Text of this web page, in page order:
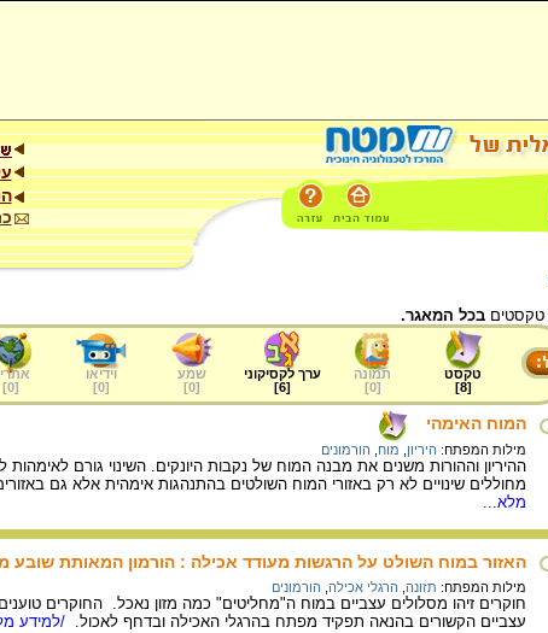
בכל המאגר.
טקסט
[
8
]
תמונה
[
0
]
ערך לקסיקוני
[
6
]
שמע
[
0
]
וידיאו
[
0
]
[
0
]
המוח האימהי
מילות המפתח: היריון מוח הורמונים
ההיריון וההורות משנים את מבנה המוח של נקבות היונקים. השינוי גורם
מחוללים שינויים לא רק באזורי המוח השולטים בהתנהגות אימהית אלא גם
מלא...
האזור במוח השולט על הרגשות מעודד אכילה : הורמון המאותת שובע
מילות המפתח: תזונה הרגלי אכילה הורמונים
חוקרים זיהו מסלולים עצביים במוח ה"מחליטים" כמה מזון נאכל. החוקרים
עצביים הקשורים בהנאה תפקיד מפתח בהרגלי האכילה ובדחף לאכול.
/למידע